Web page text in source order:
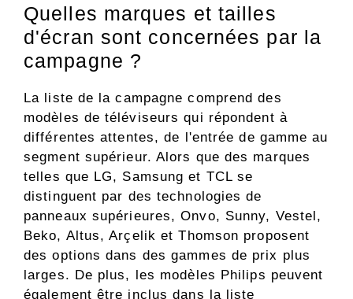
Quelles marques et tailles
d'écran sont concernées par la
campagne ?
La liste de la campagne comprend des
modèles de téléviseurs qui répondent à
différentes attentes, de l'entrée de gamme au
segment supérieur. Alors que des marques
telles que LG, Samsung et TCL se
distinguent par des technologies de
panneaux supérieures, Onvo, Sunny, Vestel,
Beko, Altus, Arçelik et Thomson proposent
des options dans des gammes de prix plus
larges. De plus, les modèles Philips peuvent
également être inclus dans la liste